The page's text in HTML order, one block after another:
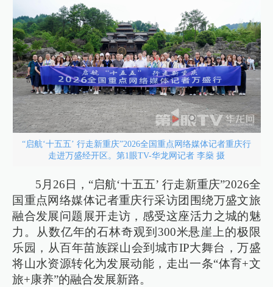
“启航‘十五五’ 行走新重庆”2026全国重点网络媒体记者重庆行
走进万盛经开区。第1眼TV-华龙网记者 李燊 摄
5月26日，“启航‘十五五’ 行走新重庆”2026全
国重点网络媒体记者重庆行采访团围绕万盛文旅
融合发展问题展开走访，感受这座活力之城的魅
力。从数亿年的石林奇观到300米悬崖上的极限
乐园，从百年苗族踩山会到城市IP大舞台，万盛
将山水资源转化为发展动能，走出一条“体育+文
旅+康养”的融合发展新路。